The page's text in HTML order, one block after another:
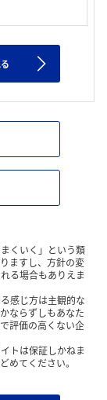
くいく」という類
ますし、方針の変
る場合もありえま
感じ方は主観的な
ならずしもあなた
評価の高くない企
トは保証しかねま
めてください。